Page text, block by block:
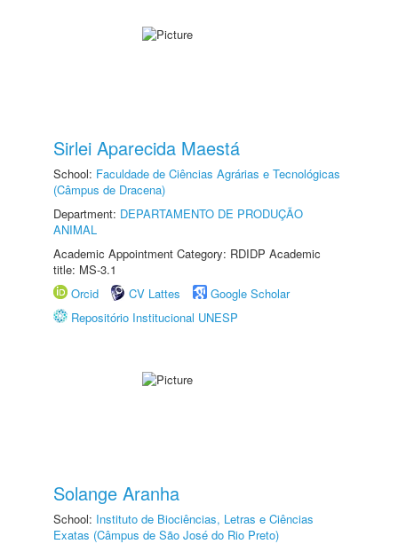
Sirlei Aparecida Maestá
School: Faculdade de Ciências Agrárias e Tecnológicas
(Câmpus de Dracena)
Department: DEPARTAMENTO DE PRODUÇÃO
ANIMAL
Academic Appointment Category: RDIDP Academic
title: MS-3.1
Orcid
CV Lattes
Google Scholar
Repositório Institucional UNESP
Solange Aranha
School: Instituto de Biociências, Letras e Ciências
Exatas (Câmpus de São José do Rio Preto)